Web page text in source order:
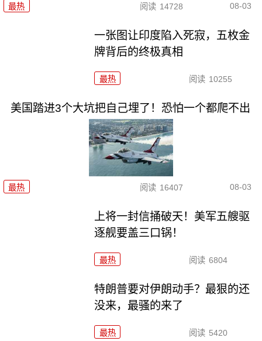
最热 阅读 14728 08-03
一张图让印度陷入死寂，五枚金
牌背后的终极真相
最热 阅读 10255
美国踏进3个大坑把自己埋了！恐怕一个都爬不出
最热 阅读 16407 08-03
上将一封信捅破天！美军五艘驱
逐舰要盖三口锅！
最热 阅读 6804
特朗普要对伊朗动手？最狠的还
没来，最骚的来了
最热 阅读 5420